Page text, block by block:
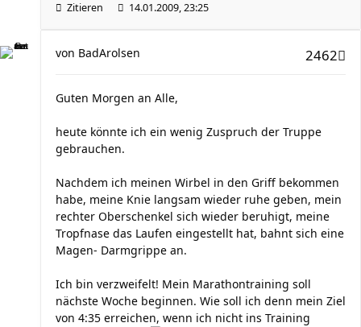
Zitieren 14.01.2009, 23:25
2462
von BadArolsen
Guten Morgen an Alle,
heute könnte ich ein wenig Zuspruch der Truppe
gebrauchen.
Nachdem ich meinen Wirbel in den Griff bekommen
habe, meine Knie langsam wieder ruhe geben, mein
rechter Oberschenkel sich wieder beruhigt, meine
Tropfnase das Laufen eingestellt hat, bahnt sich eine
Magen- Darmgrippe an.
Ich bin verzweifelt! Mein Marathontraining soll
nächste Woche beginnen. Wie soll ich denn mein Ziel
von 4:35 erreichen, wenn ich nicht ins Training